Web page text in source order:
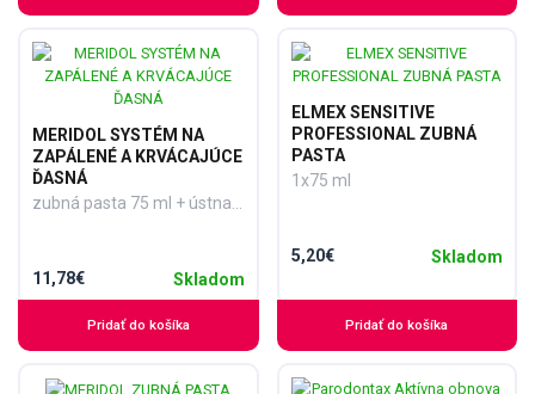
MERIDOL SYSTÉM NA
ZAPÁLENÉ A KRVÁCAJÚCE
ĎASNÁ
11,78€ Skladom
Pridať do košíka
ELMEX SENSITIVE
PROFESSIONAL ZUBNÁ
PASTA
1x75 ml
5,20€ Skladom
Pridať do košíka